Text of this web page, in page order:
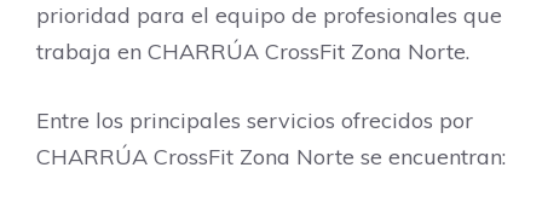
prioridad para el equipo de profesionales que
trabaja en CHARRÚA CrossFit Zona Norte.
Entre los principales servicios ofrecidos por
CHARRÚA CrossFit Zona Norte se encuentran: